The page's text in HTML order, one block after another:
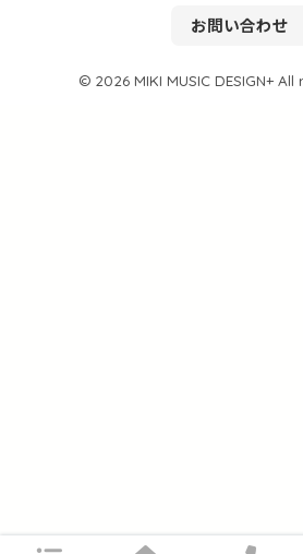
お問い合わせ
© 2026 MIKI MUSIC DESIGN+